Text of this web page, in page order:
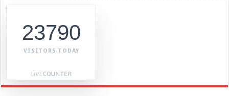
23790
VISITORS TODAY